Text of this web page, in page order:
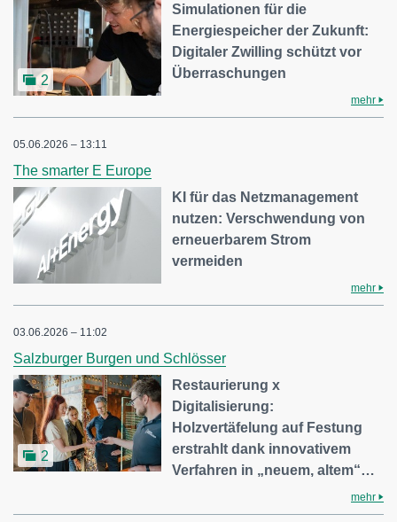
2
Simulationen für die
Energiespeicher der Zukunft:
Digitaler Zwilling schützt vor
Überraschungen
mehr
05.06.2026 – 13:11
The smarter E Europe
KI für das Netzmanagement
nutzen: Verschwendung von
erneuerbarem Strom
vermeiden
mehr
03.06.2026 – 11:02
Salzburger Burgen und Schlösser
2
Restaurierung x
Digitalisierung:
Holzvertäfelung auf Festung
erstrahlt dank innovativem
Verfahren in „neuem, altem“…
mehr